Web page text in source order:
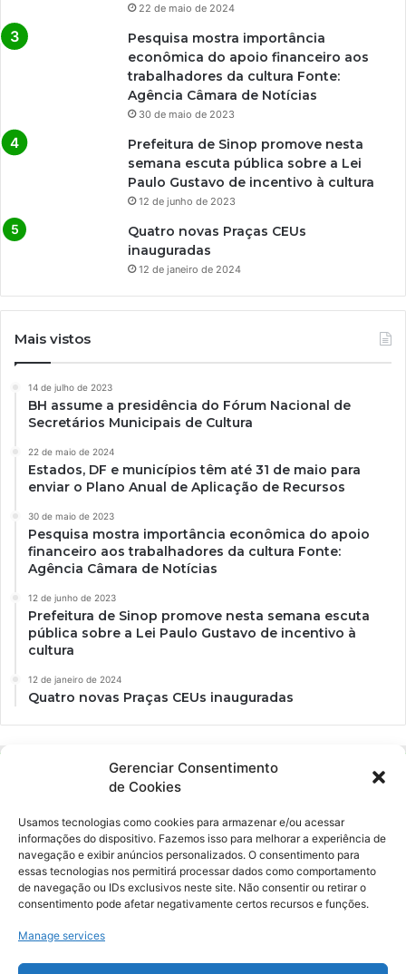
Gerenciar Consentimento
de Cookies
Usamos tecnologias como cookies para armazenar e/ou acessar
informações do dispositivo. Fazemos isso para melhorar a experiência de
navegação e exibir anúncios personalizados. O consentimento para
essas tecnologias nos permitirá processar dados como comportamento
de navegação ou IDs exclusivos neste site. Não consentir ou retirar o
consentimento pode afetar negativamente certos recursos e funções.
Manage services
22 de maio de 2024
Pesquisa mostra importância
econômica do apoio financeiro aos
trabalhadores da cultura Fonte:
Agência Câmara de Notícias
30 de maio de 2023
Prefeitura de Sinop promove nesta
semana escuta pública sobre a Lei
Paulo Gustavo de incentivo à cultura
12 de junho de 2023
Quatro novas Praças CEUs
inauguradas
12 de janeiro de 2024
Mais vistos
14 de julho de 2023
BH assume a presidência do Fórum Nacional de
Secretários Municipais de Cultura
22 de maio de 2024
Estados, DF e municípios têm até 31 de maio para
enviar o Plano Anual de Aplicação de Recursos
30 de maio de 2023
Pesquisa mostra importância econômica do apoio
financeiro aos trabalhadores da cultura Fonte:
Agência Câmara de Notícias
12 de junho de 2023
Prefeitura de Sinop promove nesta semana escuta
pública sobre a Lei Paulo Gustavo de incentivo à
cultura
12 de janeiro de 2024
Quatro novas Praças CEUs inauguradas
Ockara é uma plataforma multicultural e criativa. Nossa proposta é
oferecer o máximo de ferramentas para realizadores e
gerenciadores de espaços criativos e culturais.